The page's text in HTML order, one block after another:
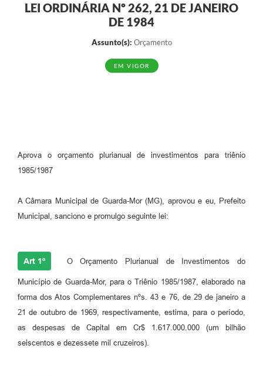
LEI ORDINÁRIA Nº 262, 21 DE JANEIRO
DE 1984
Assunto(s): Orçamento
EM VIGOR
Aprova o orçamento plurianual de investimentos para triênio
1985/1987
A Câmara Municipal de Guarda-Mor (MG), aprovou e eu, Prefeito
Municipal, sanciono e promulgo seguinte lei:
Art 1º O Orçamento Plurianual de Investimentos do
Município de Guarda-Mor, para o Triênio 1985/1987, elaborado na
forma dos Atos Complementares nºs. 43 e 76, de 29 de janeiro a
21 de outubro de 1969, respectivamente, estima, para o período,
as despesas de Capital em Cr$ 1.617.000.000 (um bilhão
seiscentos e dezessete mil cruzeiros).